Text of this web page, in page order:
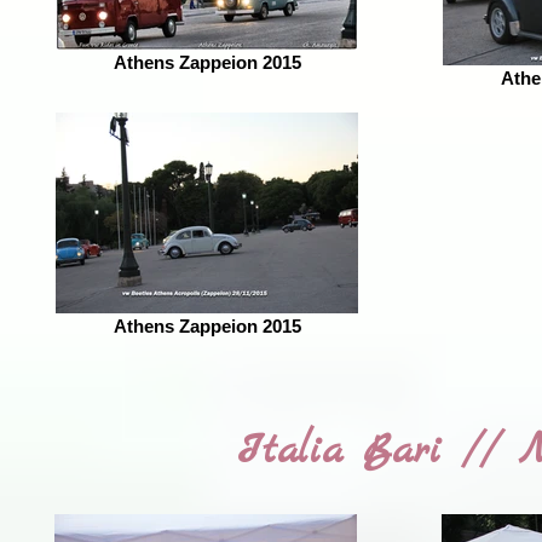
Athens Zappeion 2015
Athens Zappeion 2015
Italia Bari //